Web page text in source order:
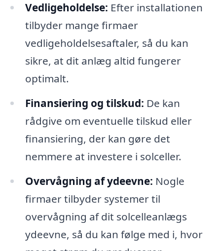
Vedligeholdelse: Efter installationen
tilbyder mange firmaer
vedligeholdelsesaftaler, så du kan
sikre, at dit anlæg altid fungerer
optimalt.
Finansiering og tilskud: De kan
rådgive om eventuelle tilskud eller
finansiering, der kan gøre det
nemmere at investere i solceller.
Overvågning af ydeevne: Nogle
firmaer tilbyder systemer til
overvågning af dit solcelleanlægs
ydeevne, så du kan følge med i, hvor